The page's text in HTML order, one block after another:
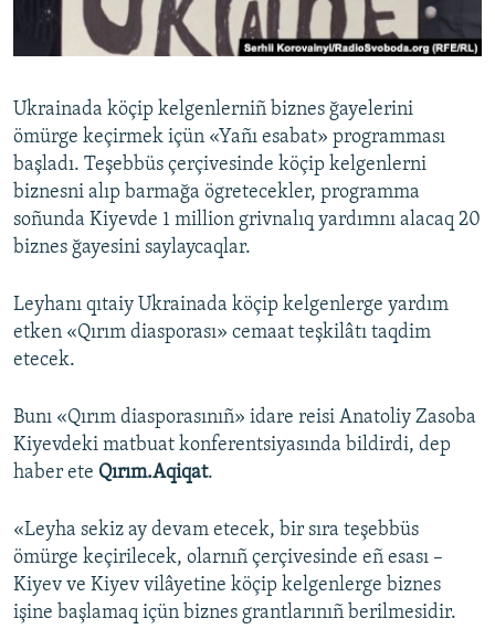
Українською
RFE/RS bütün saytları
Ukrainada köçip kelgenlerniñ biznes ğayelerini
ömürge keçirmek içün «Yañı esabat» programması
başladı. Teşebbüs çerçivesinde köçip kelgenlerni
biznesni alıp barmağa ögretecekler, programma
soñunda Kiyevde 1 million grivnalıq yardımnı alacaq 20
biznes ğayesini saylaycaqlar.
Leyhanı qıtaiy Ukrainada köçip kelgenlerge yardım
etken «Qırım diasporası» cemaat teşkilâtı taqdim
etecek.
Bunı «Qırım diasporasınıñ» idare reisi Anatoliy Zasoba
Kiyevdeki matbuat konferentsiyasında bildirdi, dep
haber ete Qırım.Aqiqat.
«Leyha sekiz ay devam etecek, bir sıra teşebbüs
ömürge keçirilecek, olarnıñ çerçivesinde eñ esası –
Kiyev ve Kiyev vilâyetine köçip kelgenlerge biznes
işine başlamaq içün biznes grantlarınıñ berilmesidir.